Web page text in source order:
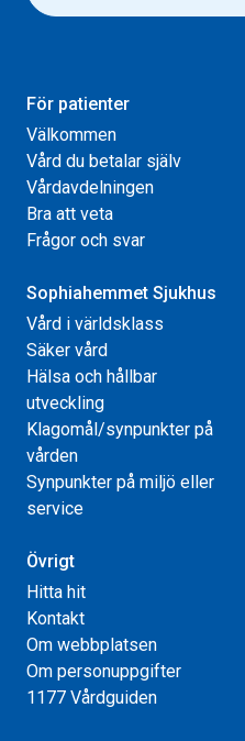
För patienter
Välkommen
Vård du betalar själv
Vårdavdelningen
Bra att veta
Frågor och svar
Sophiahemmet Sjukhus
Vård i världsklass
Säker vård
Hälsa och hållbar
utveckling
Klagomål/synpunkter på
vården
Synpunkter på miljö eller
service
Övrigt
Hitta hit
Kontakt
Om webbplatsen
Om personuppgifter
1177 Vårdguiden